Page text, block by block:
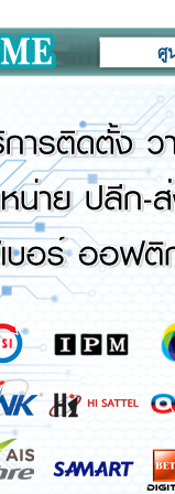
ศูนย์จำหน่า